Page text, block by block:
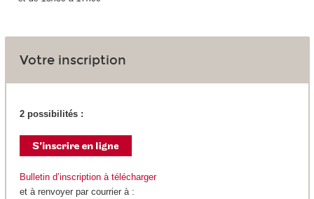
Votre inscription
2 possibilités :
Bulletin d’inscription à télécharger
et à renvoyer par courrier à :